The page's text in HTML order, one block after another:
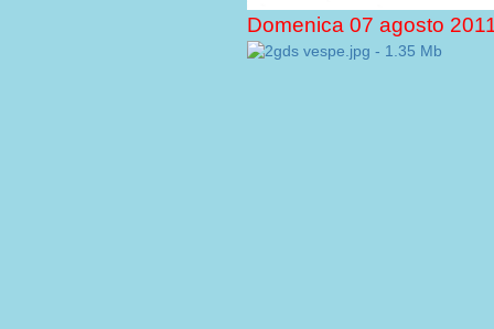
Domenica 07 agosto